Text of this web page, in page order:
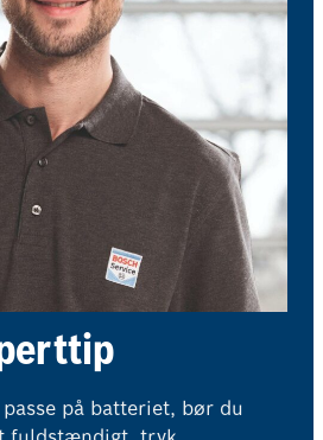
på batteriet, bør du